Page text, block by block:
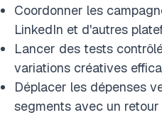
Coordonner les
LinkedIn et d'autres
Lancer des tests
variations créatives
Déplacer les dépenses
segments avec un